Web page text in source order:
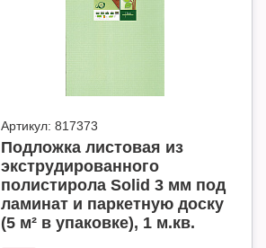
Артикул: 817373
Подложка листовая из
экструдированного
полистирола Solid 3 мм под
ламинат и паркетную доску
(5 м² в упаковке), 1 м.кв.